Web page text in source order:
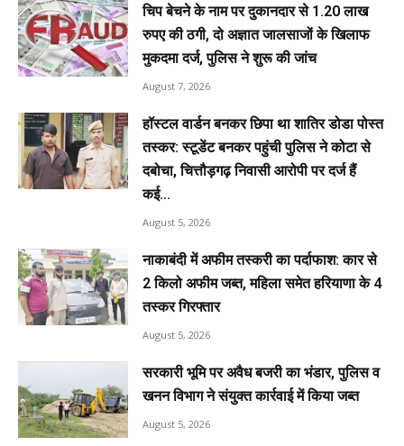
चिप बेचने के नाम पर दुकानदार से 1.20 लाख
रुपए की ठगी, दो अज्ञात जालसाजों के खिलाफ
मुकदमा दर्ज, पुलिस ने शुरू की जांच
August 7, 2026
हॉस्टल वार्डन बनकर छिपा था शातिर डोडा पोस्त
तस्कर: स्टूडेंट बनकर पहुंची पुलिस ने कोटा से
दबोचा, चित्तौड़गढ़ निवासी आरोपी पर दर्ज हैं
कई...
August 5, 2026
नाकाबंदी में अफीम तस्करी का पर्दाफाश: कार से
2 किलो अफीम जब्त, महिला समेत हरियाणा के 4
तस्कर गिरफ्तार
August 5, 2026
सरकारी भूमि पर अवैध बजरी का भंडार, पुलिस व
खनन विभाग ने संयुक्त कार्रवाई में किया जब्त
August 5, 2026